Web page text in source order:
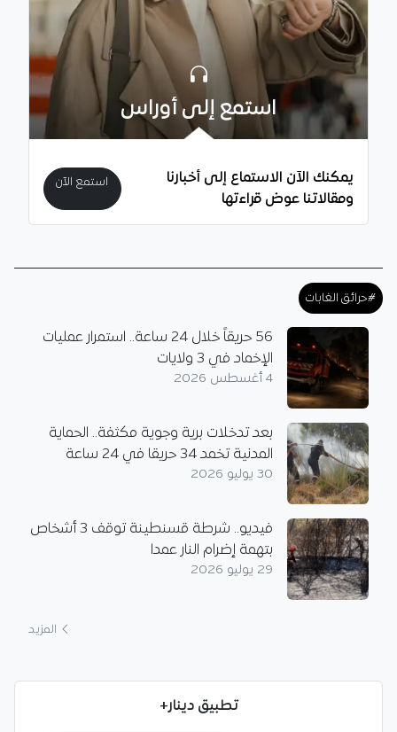
استمع إلى أوراس
يمكنك الآن الاستماع إلى أخبارنا
ومقالاتنا عوض قراءتها
استمع الآن
#حرائق الغابات
56 حريقاً خلال 24 ساعة.. استمرار عمليات
الإخماد في 3 ولايات
4 أغسطس 2026
بعد تدخلات برية وجوية مكثفة.. الحماية
المدنية تخمد 34 حريقا في 24 ساعة
30 يوليو 2026
فيديو.. شرطة قسنطينة توقف 3 أشخاص
بتهمة إضرام النار عمدا
29 يوليو 2026
المزيد
تطبيق دينار+